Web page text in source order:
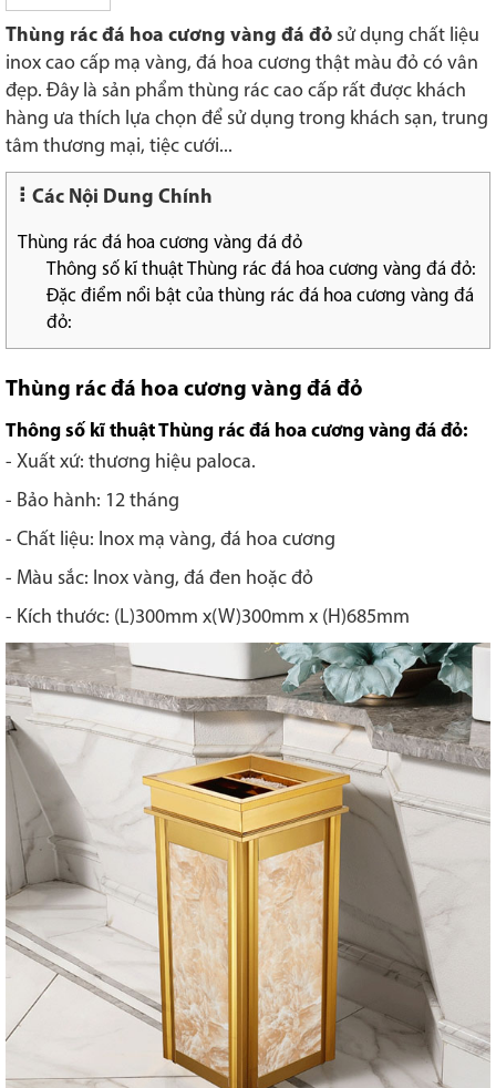
Thùng rác đá hoa cương vàng đá đỏ sử dụng chất liệu
inox cao cấp mạ vàng, đá hoa cương thật màu đỏ có vân
đẹp. Đây là sản phẩm thùng rác cao cấp rất được khách
hàng ưa thích lựa chọn để sử dụng trong khách sạn, trung
tâm thương mại, tiệc cưới...
Các Nội Dung Chính
Thùng rác đá hoa cương vàng đá đỏ
Thông số kĩ thuật Thùng rác đá hoa cương vàng đá đỏ:
Đặc điểm nổi bật của thùng rác đá hoa cương vàng đá
đỏ:
Thùng rác đá hoa cương vàng đá đỏ
Thông số kĩ thuậtThùng rác đá hoa cương vàng đá đỏ:
- Xuất xứ: thương hiệu paloca.
- Bảo hành: 12 tháng
- Chất liệu: Inox mạ vàng, đá hoa cương
- Màu sắc: Inox vàng, đá đen hoặc đỏ
- Kích thước: (L)300mm x(W)300mm x (H)685mm